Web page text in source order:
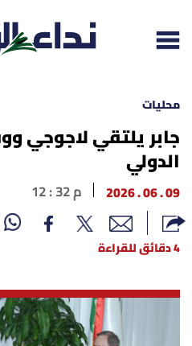
إقرأ الجريدة
لبنان
الغلاف
نداء اليوم
محليات
محليات
جابر يلتقي لاجوجي
الدولي
09 . 06 . 2026 12 : 32 م
4 دقائق للقراءة